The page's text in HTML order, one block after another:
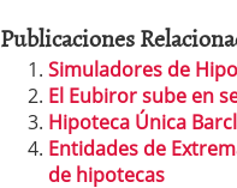
Publicaciones
Simuladores de
El Eubiror sube en
Hipoteca Única
Entidades de
de hipotecas